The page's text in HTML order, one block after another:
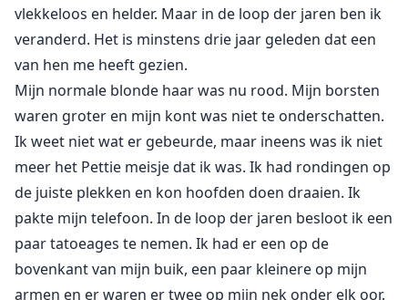
vlekkeloos en helder. Maar in de loop der jaren ben ik
veranderd. Het is minstens drie jaar geleden dat een
van hen me heeft gezien.
Mijn normale blonde haar was nu rood. Mijn borsten
waren groter en mijn kont was niet te onderschatten.
Ik weet niet wat er gebeurde, maar ineens was ik niet
meer het Pettie meisje dat ik was. Ik had rondingen op
de juiste plekken en kon hoofden doen draaien. Ik
pakte mijn telefoon. In de loop der jaren besloot ik een
paar tatoeages te nemen. Ik had er een op de
bovenkant van mijn buik, een paar kleinere op mijn
armen en er waren er twee op mijn nek onder elk oor.